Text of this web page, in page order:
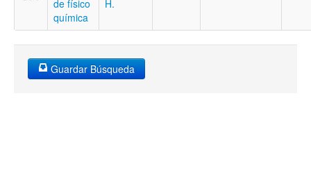
de físico
química
H.
Guardar Búsqueda